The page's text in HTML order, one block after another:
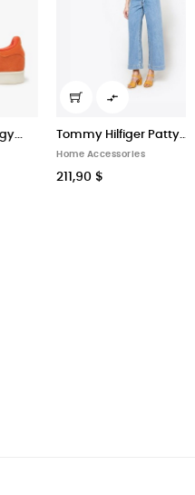
Tommy Hilfiger Patty...
Home Accessories